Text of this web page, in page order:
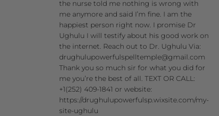
the nurse told me nothing is wrong with
me anymore and said I’m fine. I am the
happiest person right now. I promise Dr
Ughulu I will testify about his good work on
the internet. Reach out to Dr. Ughulu Via:
drughulupowerfulspelltemple@gmail.com
Thank you so much sir for what you did for
me you’re the best of all. TEXT OR CALL:
+1(252) 409-1841 or website:
https://drughulupowerfulsp.wixsite.com/my-
site-ughulu